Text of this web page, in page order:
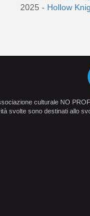
2025 - Hollow
culturale NO
svolte sono destinati allo